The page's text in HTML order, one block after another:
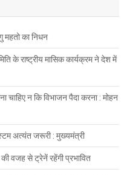
महतो का निधन
के राष्ट्रीय मासिक कार्यक्रम ने देश में
चाहिए न कि विभाजन पैदा करना : मोहन
अत्यंत जरूरी : मुख्यमंत्री
वजह से ट्रेनें रहेंगी प्रभावित